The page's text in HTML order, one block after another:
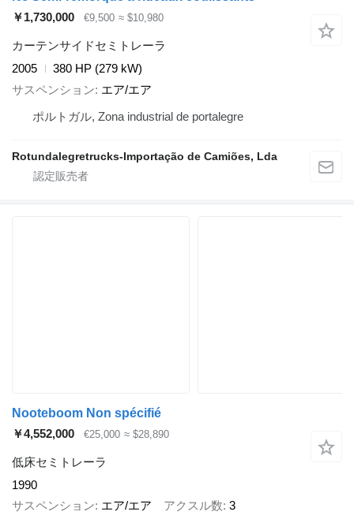
￥1,730,000
€9,500 ≈ $10,980
カーテンサイドセミトレーラ
2005
380 HP (279 kW)
サスペンション エア/エア
ポルトガル, Zona industrial de portalegre
Rotundalegretrucks-Importação de Camiões, Lda
Nooteboom Non spécifié
￥4,552,000
€25,000 ≈ $28,890
低床セミトレーラ
1990
サスペンション エア/エア アクスル数 3